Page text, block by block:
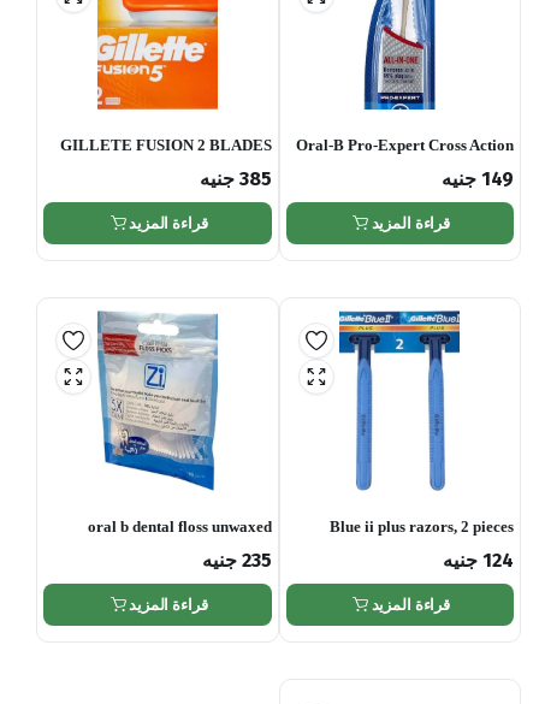
Oral-B Pro-Expert Cross Action
Medium
149 جنيه
قراءة المزيد
GILLETE FUSION 2 BLADES
385 جنيه
قراءة المزيد
Blue ii plus razors, 2 pieces
124 جنيه
قراءة المزيد
oral b dental floss unwaxed
235 جنيه
قراءة المزيد